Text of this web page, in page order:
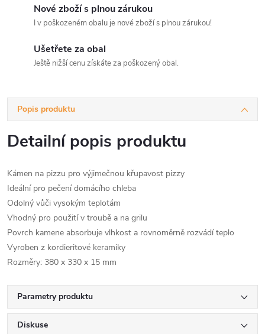
Nové zboží s plnou zárukou
I v poškozeném obalu je nové zboží s plnou zárukou!
Ušetřete za obal
Ještě nižší cenu získáte za poškozený obal.
Popis produktu
Detailní popis produktu
Kámen na pizzu pro výjimečnou křupavost pizzy
Ideální pro pečení domácího chleba
Odolný vůči vysokým teplotám
Vhodný pro použití v troubě a na grilu
Povrch kamene absorbuje vlhkost a rovnoměrně rozvádí teplo
Vyroben z kordieritové keramiky
Rozměry: 380 x 330 x 15 mm
Parametry produktu
Diskuse